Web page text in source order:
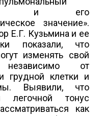
и его
значение».
Е.Г. Кузьмина и ее
показали, что
изменять свой
от
грудной клетки и
Выявили, что
легочной тонус
как